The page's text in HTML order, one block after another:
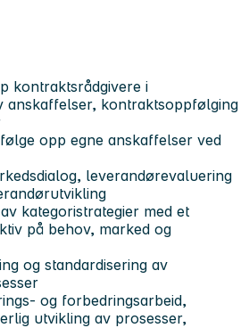
kontraktsrådgivere i
anskaffelser, kontraktsoppfølging
opp egne anskaffelser ved
leverandørevaluering
kategoristrategier med et
på behov, marked og
og standardisering av
og forbedringsarbeid,
utvikling av prosesser,